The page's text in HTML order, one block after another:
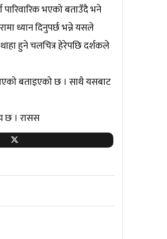
पारिवारिक भएको बताउँदै भने
ध्यान दिनुपर्छ भन्ने यसले
हुने चलचित्र हेरेपछि दर्शकले
भएको बताइएको छ । साथै यसबाट
छ । रासस